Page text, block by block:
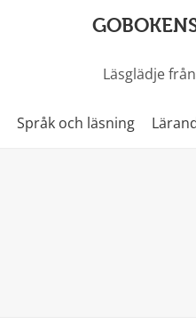
Läsglädje
Språk och läsning